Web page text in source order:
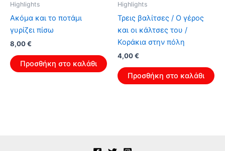
Highlights
Ακόμα και το ποτάμι
γυρίζει πίσω
Original
was:
12,80 €.
8,00€
τιμή
είναι:
Προσθήκη στο καλάθι
Highlights
Τρεις βαλίτσες / Ο γέρος
και οι κάλτσες του /
Κοράκια στην πόλη
Original
was:
6,40 €.
4,00€
τιμή
είναι:
Προσθήκη στο καλάθι